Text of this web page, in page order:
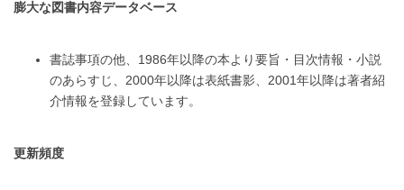
膨大な図書内容データベース
書誌事項の他、1986年以降の本より要旨・目次情報・小説
のあらすじ、2000年以降は表紙書影、2001年以降は著者紹
介情報を登録しています。
更新頻度